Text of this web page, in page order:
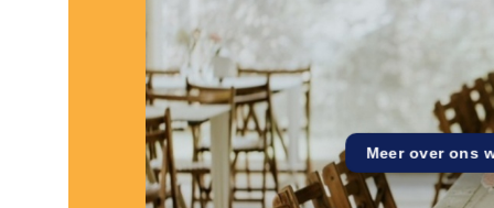
Meer over ons